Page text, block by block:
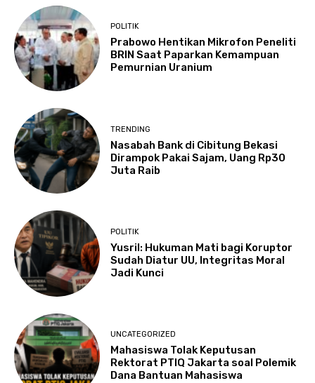
POLITIK
Prabowo Hentikan Mikrofon Peneliti
BRIN Saat Paparkan Kemampuan
Pemurnian Uranium
TRENDING
Nasabah Bank di Cibitung Bekasi
Dirampok Pakai Sajam, Uang Rp30
Juta Raib
POLITIK
Yusril: Hukuman Mati bagi Koruptor
Sudah Diatur UU, Integritas Moral
Jadi Kunci
UNCATEGORIZED
Mahasiswa Tolak Keputusan
Rektorat PTIQ Jakarta soal Polemik
Dana Bantuan Mahasiswa